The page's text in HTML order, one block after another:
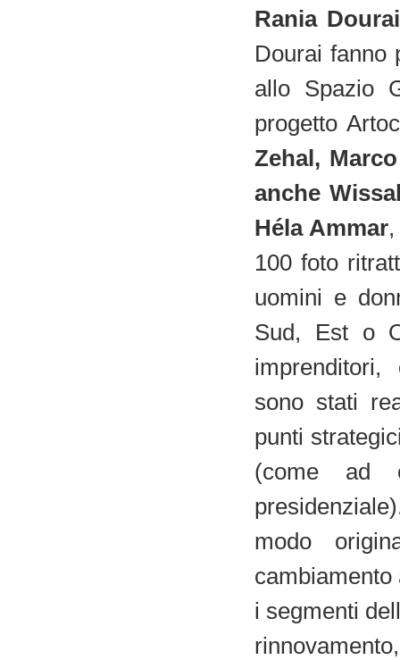
Rania
Dourai fanno
allo Spazio
progetto
Zehal,
anche
Héla Ammar
100 foto
uomini e
Sud, Est o
sono stati
punti
(come ad
modo
cambiamento
i segmenti